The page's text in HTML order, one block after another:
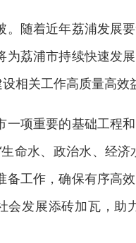
随着近年荔浦发展
荔浦市持续快速发
相关工作高质量高效
项重要的基础工程
命水、政治水、经济
工作，确保有序高
发展添砖加瓦，助